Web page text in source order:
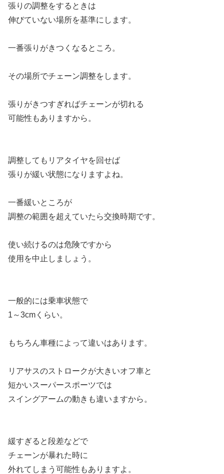
張りの調整をするときは
伸びていない場所を基準にします。
一番張りがきつくなるところ。
その場所でチェーン調整をします。
張りがきつすぎればチェーンが切れる
可能性もありますから。
調整してもリアタイヤを回せば
張りが緩い状態になりますよね。
一番緩いところが
調整の範囲を超えていたら交換時期です。
使い続けるのは危険ですから
使用を中止しましょう。
一般的には乗車状態で
1～3cmくらい。
もちろん車種によって違いはあります。
リアサスのストロークが大きいオフ車と
短かいスーパースポーツでは
スイングアームの動きも違いますから。
緩すぎると段差などで
チェーンが暴れた時に
外れてしまう可能性もありますよ。